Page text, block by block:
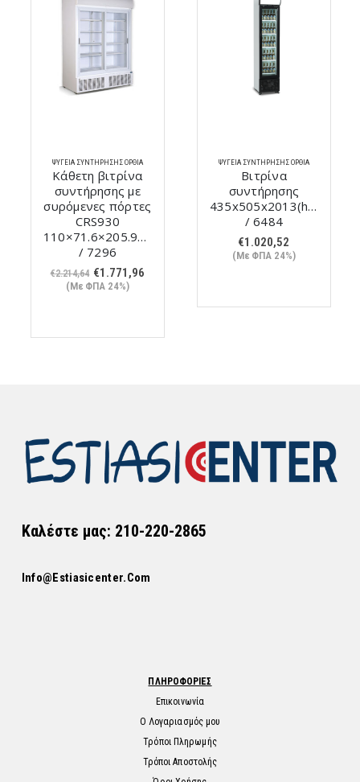
ΨΥΓΕΊΑ ΣΥΝΤΉΡΗΣΗΣ ΌΡΘΙΑ
Κάθετη βιτρίνα
συντήρησης με
συρόμενες πόρτες
CRS930
110×71.6×205.9cm
/ 7296
€2.214,64 Original
price
€1.771,96
(Με ΦΠΑ 24%)
ΨΥΓΕΊΑ ΣΥΝΤΉΡΗΣΗΣ ΌΡΘΙΑ
Bιτρίνα
συντήρησης
435x505x2013(h)mm
/ 6484
€1.020,52
(Με ΦΠΑ 24%)
Καλέστε μας: 210-220-2865
Info@estiasicenter.com
ΠΛΗΡΟΦΟΡΙΕΣ
Επικοινωνία
Ο Λογαριασμός μου
Τρόποι Πληρωμής
Τρόποι Αποστολής